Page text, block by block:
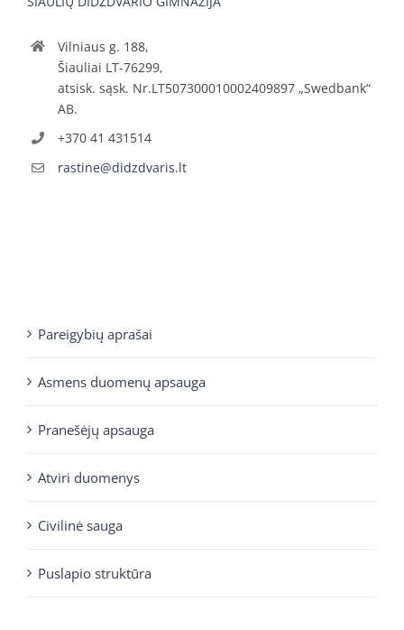
Vilniaus g. 188,
Šiauliai LT-76299,
atsisk. sąsk. Nr.LT507300010002409897 „Swedbank“
AB.
+370 41 431514
rastine@didzdvaris.lt
Pareigybių aprašai
Asmens duomenų apsauga
Pranešėjų apsauga
Atviri duomenys
Civilinė sauga
Puslapio struktūra